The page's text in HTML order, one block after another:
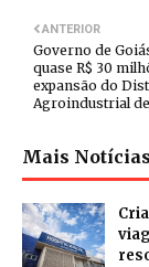
ANTERIOR
Governo de
quase R$ 30
expansão do
Agroindustrial
Mais Notícias